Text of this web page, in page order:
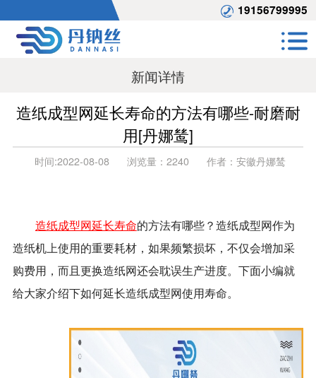
19156799995
新闻详情
造纸成型网延长寿命的方法有哪些-耐磨耐
用[丹娜鸶]
时间:2022-08-08 浏览量： 2240 作者： 安徽丹娜鸶
造纸成型网延长寿命的方法有哪些？造纸成型网作为
造纸机上使用的重要耗材，如果频繁损坏，不仅会增加采
购费用，而且更换造纸网还会耽误生产进度。下面小编就
给大家介绍下如何延长造纸成型网使用寿命。